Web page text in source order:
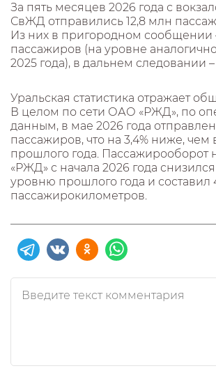
За пять месяцев 2026 года с
СвЖД отправились 12,8 млн
Из них в пригородном сообщении
пассажиров (на уровне
2025 года), в дальнем следовании –
Уральская статистика отражает
В целом по сети ОАО «РЖД», по
данным, в мае 2026 года
пассажиров, что на 3,4% ниже, чем
прошлого года. Пассажирооборот
«РЖД» с начала 2026 года снизился
уровню прошлого года и составил
пассажирокилометров.